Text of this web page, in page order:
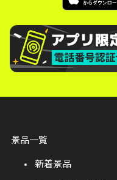
景品一覧
新着景品